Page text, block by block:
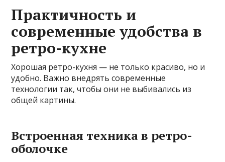
Практичность и
современные удобства в
ретро-кухне
Хорошая ретро-кухня — не только красиво, но и
удобно. Важно внедрять современные
технологии так, чтобы они не выбивались из
общей картины.
Встроенная техника в ретро-
оболочке